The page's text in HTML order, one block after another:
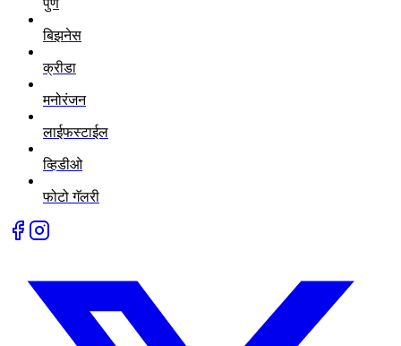
बिझनेस
क्रीडा
मनोरंजन
लाईफस्टाईल
व्हिडीओ
फोटो गॅलरी